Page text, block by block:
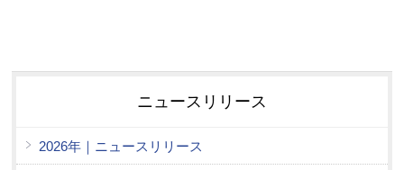
ニュースリリース
2026年｜ニュースリリース